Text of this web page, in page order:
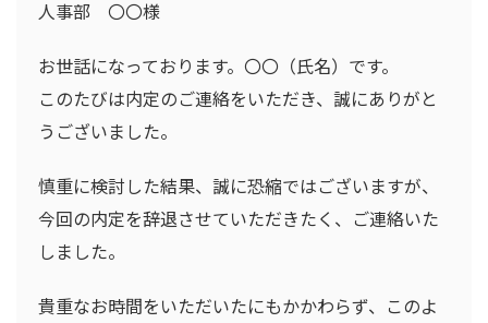
人事部 〇〇様
お世話になっております。〇〇（氏名）です。
このたびは内定のご連絡をいただき、誠にありがと
うございました。
慎重に検討した結果、誠に恐縮ではございますが、
今回の内定を辞退させていただきたく、ご連絡いた
しました。
貴重なお時間をいただいたにもかかわらず、このよ